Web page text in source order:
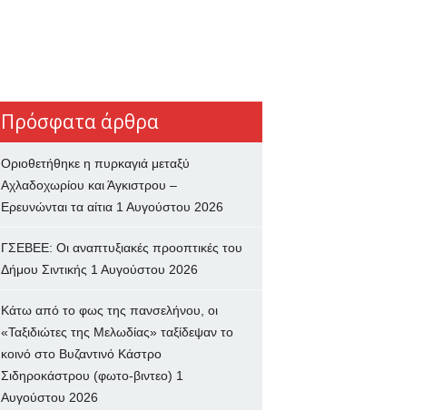
Πρόσφατα άρθρα
Οριοθετήθηκε η πυρκαγιά μεταξύ
Αχλαδοχωρίου και Άγκιστρου –
Ερευνώνται τα αίτια 1 Αυγούστου 2026
ΓΣΕΒΕΕ: Οι αναπτυξιακές προοπτικές του
Δήμου Σιντικής 1 Αυγούστου 2026
Κάτω από το φως της πανσελήνου, οι
«Ταξιδιώτες της Μελωδίας» ταξίδεψαν το
κοινό στο Βυζαντινό Κάστρο
Σιδηροκάστρου (φωτο-βιντεο) 1
Αυγούστου 2026